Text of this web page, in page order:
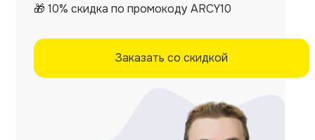
🎁 10% скидка по промокоду ARCY10
Заказать со скидкой